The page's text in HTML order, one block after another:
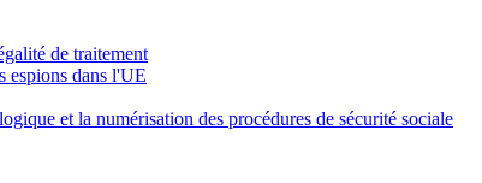
de traitement
espions dans l'UE
et la numérisation des procédures de sécurité sociale